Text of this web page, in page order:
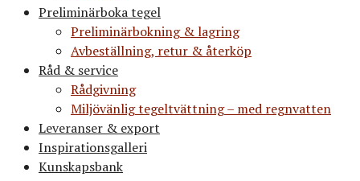
Preliminärboka tegel
Preliminärbokning & lagring
Avbeställning, retur & återköp
Råd & service
Rådgivning
Miljövänlig tegeltvättning – med regnvatten
Leveranser & export
Inspirationsgalleri
Kunskapsbank